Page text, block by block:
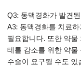
Q3: 동맥경화가 발견
A3: 동맥경화를 치료
필요합니다. 또한 약
테롤 감소를 위한 약물
수술이 요구될 수도 있